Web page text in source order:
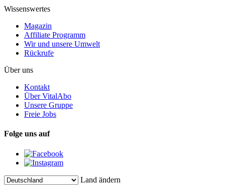
Wissenswertes
Magazin
Affiliate Programm
Wir und unsere Umwelt
Rückrufe
Über uns
Kontakt
Über VitalAbo
Unsere Gruppe
Freie Jobs
Folge uns auf
Land ändern